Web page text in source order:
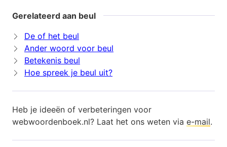
Gerelateerd aan beul
De of het beul
Ander woord voor beul
Betekenis beul
Hoe spreek je beul uit?
Heb je ideeën of verbeteringen voor
webwoordenboek.nl? Laat het ons weten via e-mail.